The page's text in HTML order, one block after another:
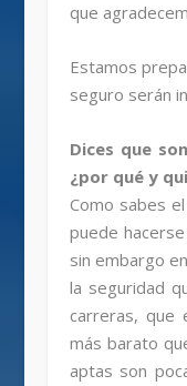
que
Estamos
seguro serán
Dices que
¿por qué y
Como sabes
puede
sin embargo
la seguridad
carreras, que
más barato
aptas son